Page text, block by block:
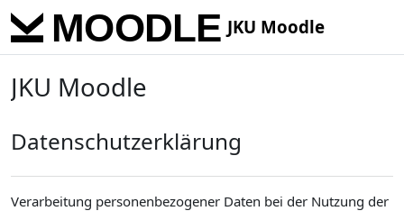
Skip to main content
JKU Moodle
JKU Moodle
Datenschutzerklärung
Verarbeitung personenbezogener Daten bei der Nutzung der